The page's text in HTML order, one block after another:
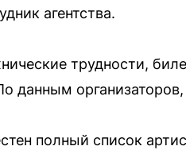
агентства.
трудности,
данным
полный список